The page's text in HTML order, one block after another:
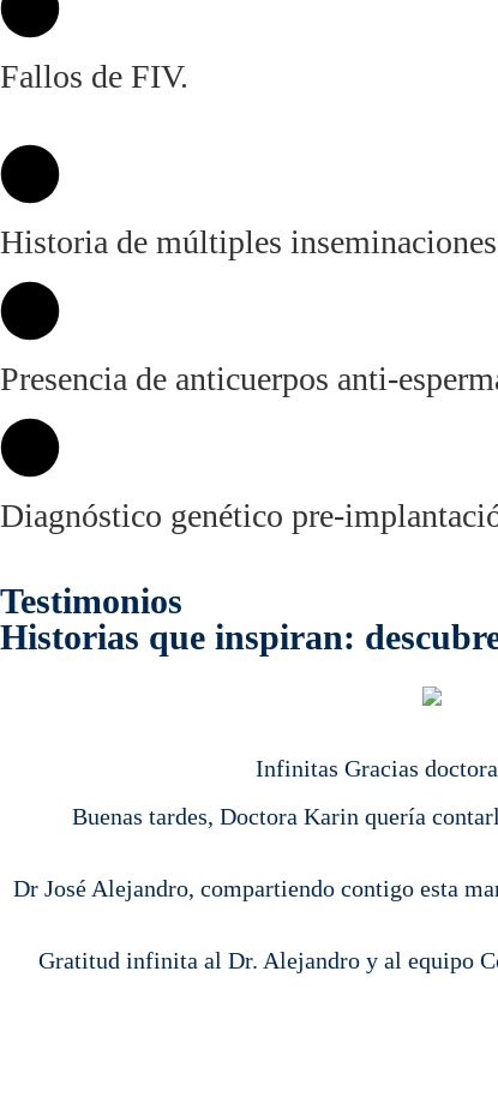
Fallos de FIV.
Historia de múltiples
Presencia de anticuerpos anti-
Diagnóstico genético pre-
Testimonios
Historias que inspiran:
Infinitas Gracias
Buenas tardes, Doctora Karin quería
Dr José Alejandro, compartiendo contigo esta
Gratitud infinita al Dr. Alejandro y al equipo